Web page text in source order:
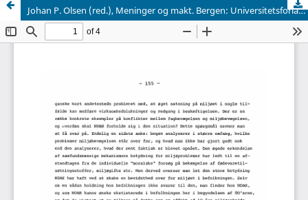
Johan P. Olsen (red.), Meninger og makt. Bergen: Universitetsforlaget, 1980. 182 sider, 98,00 Nkr.